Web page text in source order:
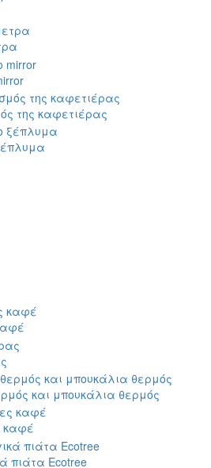
της καφετιέρας
και μπουκάλια θερμός
καφέ
πιάτα Ecotree